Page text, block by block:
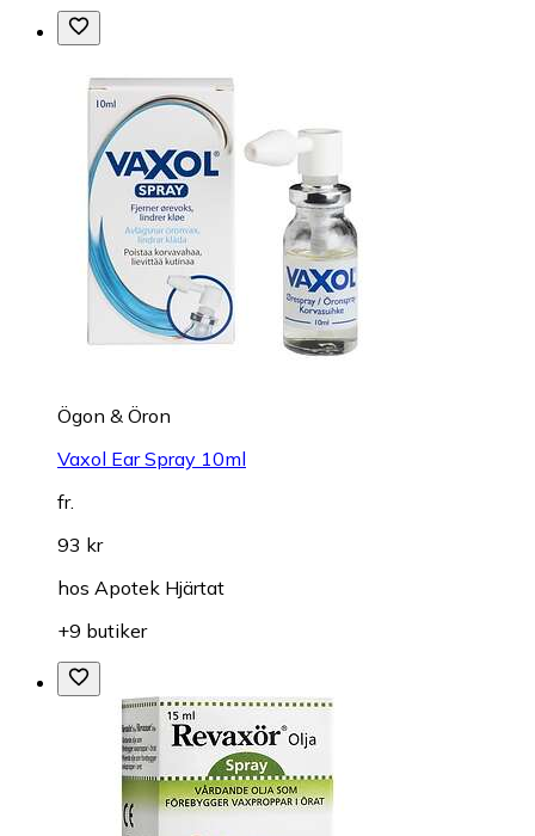
Ögon & Öron
Vaxol Ear Spray 10ml
fr.
93 kr
hos Apotek Hjärtat
+9 butiker